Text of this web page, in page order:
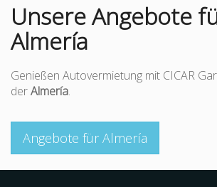
Unsere Angebote
Almería
Genießen Autovermietung mit CICAR
derAlmería.
Angebote für Almería